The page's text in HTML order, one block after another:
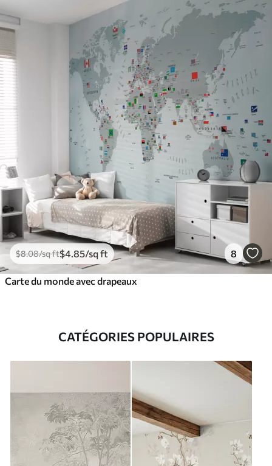
$8.08/sq ft$4.85/sq ft 8
Carte du monde avec drapeaux
CATÉGORIES POPULAIRES